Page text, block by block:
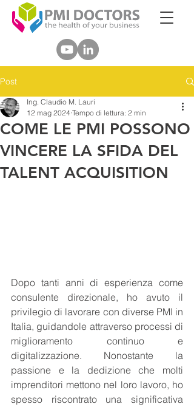
Post
COME LE PMI POSSONO
VINCERE LA SFIDA DEL
TALENT ACQUISITION
Ing. Claudio M. Lauri
12 mag 2024 Tempo di lettura: 2 min
Dopo tanti anni di esperienza come
consulente direzionale, ho avuto il
privilegio di lavorare con diverse PMI in
Italia, guidandole attraverso processi di
miglioramento continuo e
digitalizzazione. Nonostante la
passione e la dedizione che molti
imprenditori mettono nel loro lavoro, ho
spesso riscontrato una significativa